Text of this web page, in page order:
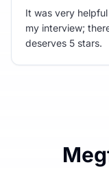
It was very
my interview;
deserves 5 stars.